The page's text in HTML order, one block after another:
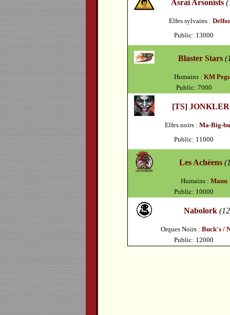
Asrai Arsonists
Elfes sylvains :
Public: 13000
Blaster Stars
Humains :KM
Public: 7000
[TS] JONKLER
Elfes noirs : Ma-Big-
Public: 11000
Les Achéens
Humains : Manu
Public: 10000
Nabolork
Orques Noirs : Buck's /
Public: 12000